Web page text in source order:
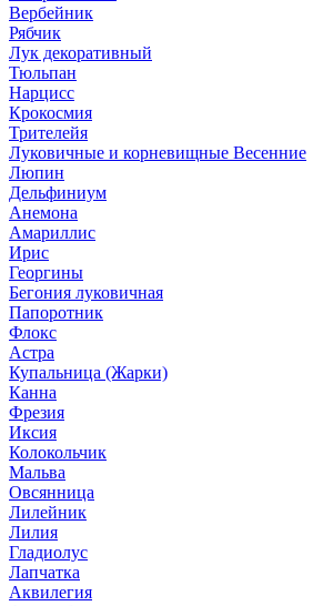
Вербейник
Рябчик
Лук декоративный
Тюльпан
Нарцисс
Крокосмия
Трителейя
Луковичные и корневищные Весенние
Люпин
Дельфиниум
Анемона
Амариллис
Ирис
Георгины
Бегония луковичная
Папоротник
Флокс
Астра
Купальница (Жарки)
Канна
Фрезия
Иксия
Колокольчик
Мальва
Овсянница
Лилейник
Лилия
Гладиолус
Лапчатка
Аквилегия